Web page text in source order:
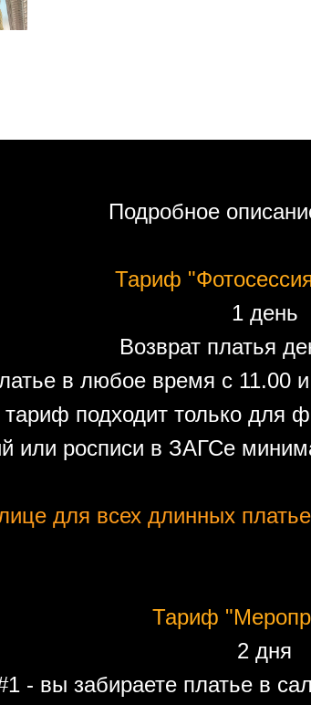
Подробное
Тариф
1 день
Возврат платья
в любое время с 11.00
подходит только для
или росписи в ЗАГСе
для всех длинных
Тариф
2 дня
- вы забираете платье в